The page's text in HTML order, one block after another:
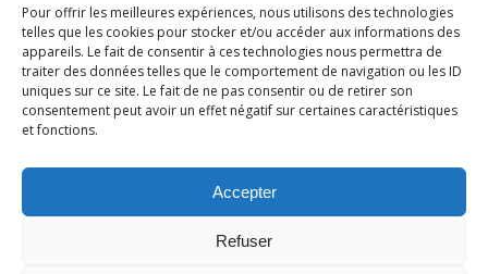
Pour offrir les meilleures expériences, nous utilisons des technologies
telles que les cookies pour stocker et/ou accéder aux informations des
appareils. Le fait de consentir à ces technologies nous permettra de
traiter des données telles que le comportement de navigation ou les ID
uniques sur ce site. Le fait de ne pas consentir ou de retirer son
consentement peut avoir un effet négatif sur certaines caractéristiques
et fonctions.
Accepter
Refuser
Installation, dépannage, assistance informatique,
sécurité informatique, infogérance, virtualisation, cloud
services, internet… Pour garantir notre réactivité, nous
intervenons sur un périmètre géographique de
proximité.